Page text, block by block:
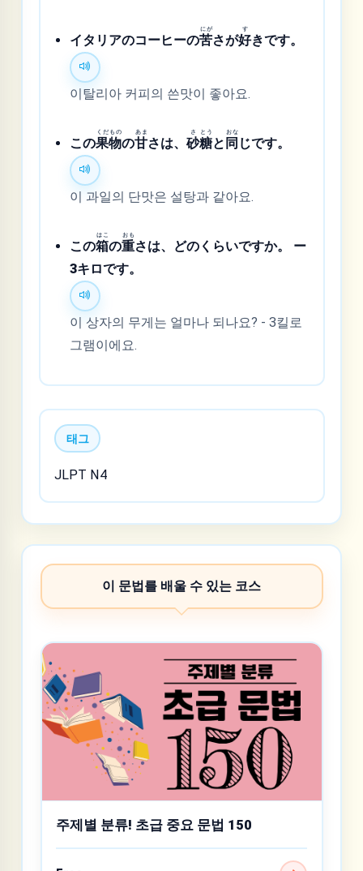
イタリアのコーヒーの苦
にが
さが好
す
きです。
이탈리아 커피의 쓴맛이 좋아요.
この果
くだ
物
もの
の甘
あま
さは、砂
さ
糖
とう
と 同
おな
じです。
이 과일의 단맛은 설탕과 같아요.
この箱
はこ
の重
おも
さは、どのくらいですか。 ー
3キロです。
이 상자의 무게는 얼마나 되나요? - 3킬로
그램이에요.
태그
JLPT N4
이 문법를 배울 수 있는 코스
주제별 분류! 초급 중요 문법 150